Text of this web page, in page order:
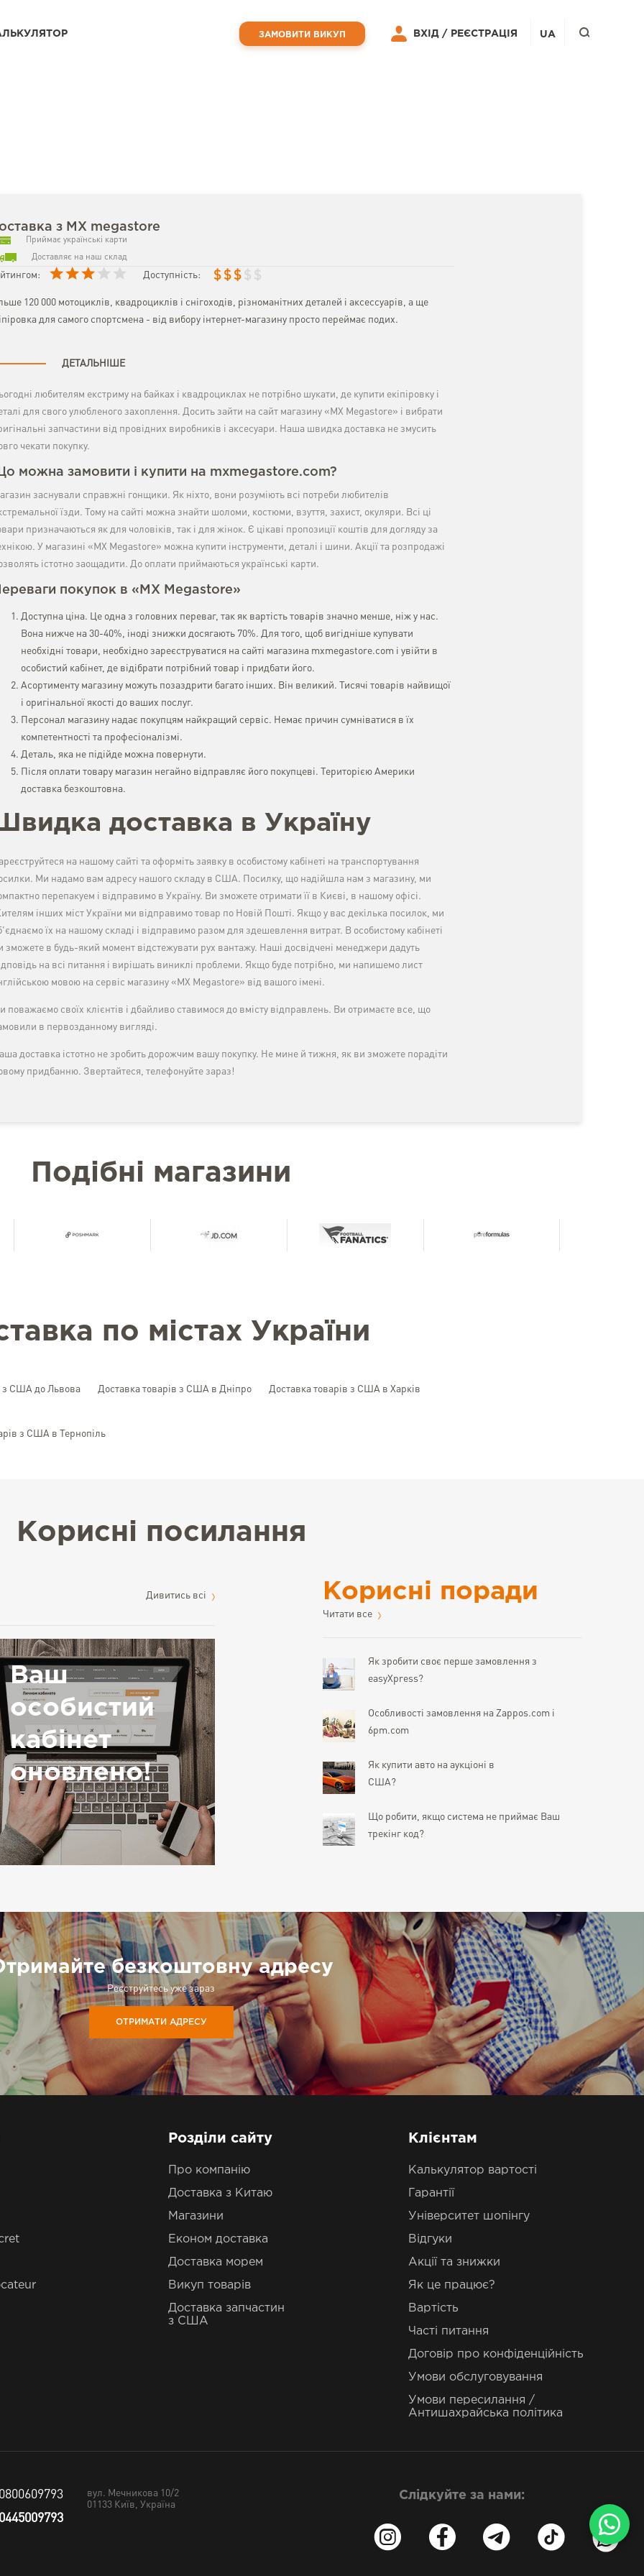
з MX megastore
Приймає українські карти
Доставляє на наш склад
Доступність: $ $ $ $ $
120 000 мотоциклів, квадроциклів і снігоходів, різноманітних деталей і аксессуарів, а ще
для самого спортсмена - від вибору інтернет-магазину просто переймає подих.
ДЕТАЛЬНІШЕ
любителям екстриму на байках і квадроциклах не потрібно шукати, де купити екіпіровку і
для свого улюбленого захоплення. Досить зайти на сайт магазину «MX Megastore» і вибрати
запчастини від провідних виробників і аксесуари. Наша швидка доставка не змусить
чекати покупку.
можна замовити і купити на mxmegastore.com?
заснували справжні гонщики. Як ніхто, вони розуміють всі потреби любителів
їзди. Тому на сайті можна знайти шоломи, костюми, взуття, захист, окуляри. Всі ці
призначаються як для чоловіків, так і для жінок. Є цікаві пропозиції коштів для догляду за
У магазині «MX Megastore» можна купити інструменти, деталі і шини. Акції та розпродажі
істотно заощадити. До оплати приймаються українські карти.
покупок в «MX Megastore»
Доступна ціна. Це одна з головних переваг, так як вартість товарів значно менше, ніж у нас.
Вона нижче на 30-40%, іноді знижки досягають 70%. Для того, щоб вигідніше купувати
необхідні товари, необхідно зареєструватися на сайті магазина mxmegastore.com і увійти в
особистий кабінет, де відібрати потрібний товар і придбати його.
Асортименту магазину можуть позаздрити багато інших. Він великий. Тисячі товарів найвищої
і оригінальної якості до ваших послуг.
Персонал магазину надає покупцям найкращий сервіс. Немає причин сумніватися в їх
компетентності та професіоналізмі.
Деталь, яка не підійде можна повернути.
Після оплати товару магазин негайно відправляє його покупцеві. Територією Америки
доставка безкоштовна.
доставка в Україну
на нашому сайті та оформіть заявку в особистому кабінеті на транспортування
Ми надамо вам адресу нашого складу в США. Посилку, що надійшла нам з магазину, ми
перепакуем і відправимо в Україну. Ви зможете отримати її в Києві, в нашому офісі.
інших міст України ми відправимо товар по Новій Пошті. Якщо у вас декілька посилок, ми
їх на нашому складі і відправимо разом для здешевлення витрат. В особистому кабінеті
зможете в будь-який момент відстежувати рух вантажу. Наші досвідчені менеджери дадуть
на всі питання і вирішать виниклі проблеми. Якщо буде потрібно, ми напишемо лист
мовою на сервіс магазину «MX Megastore» від вашого імені.
поважаємо своїх клієнтів і дбайливо ставимося до вмісту відправлень. Ви отримаєте все, що
в первозданному вигляді.
доставка істотно не зробить дорожчим вашу покупку. Не мине й тижня, як ви зможете порадіти
придбанню. Звертайтеся, телефонуйте зараз!
Подібні магазини
по містах України
з США до Львова Доставка товарів з США в Дніпро Доставка товарів з США в Харків
з США в Тернопіль
Корисні посилання
Дивитись всі
Ваш
особистий
кабінет
оновлено!
Корисні поради
Читати все
Як зробити своє перше замовлення з
easyXpress?
Особливості замовлення на Zappos.com і
6pm.com
Як купити авто на аукціоні в
США?
Що робити, якщо система не приймає Ваш
трекінг код?
безкоштовну адресу
Реєструйтесь уже зараз
ОТРИМАТИ АДРЕСУ
ЗАМОВИТИ ВИКУП ВХІД / РЕЄСТРАЦІЯ UA
Розділи сайту
Про компанію
Доставка з Китаю
Магазини
Економ доставка
Доставка морем
Викуп товарів
Доставка запчастин
з США
Клієнтам
Калькулятор вартості
Гарантії
Університет шопінгу
Відгуки
Акції та знижки
Як це працює?
Вартість
Часті питання
Договір про конфіденційність
Умови обслуговування
Умови пересилання /
Антишахрайська політика
0800609793
0445009793
вул. Мечникова 10/2
01133 Київ, Україна
Слідкуйте за нами: